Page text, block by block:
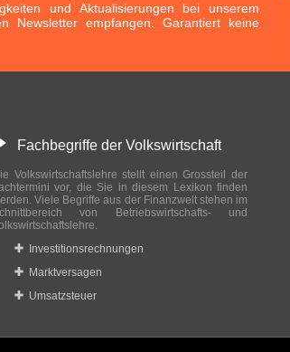
und Aktualisierungen bei unserem
Newsletter empfangen. Garantiert keine
Fachbegriffe der Volkswirtschaft
Volkswirtschaftslehre stellt einen Grossteil der
vor, die Sie in diesem Lexikon finden
Viele Begriffe aus der Finanzwelt stehen im
von Betriebswirtschafts- und
Investitionsrechnungen
Marktversagen
Umsatzsteuer